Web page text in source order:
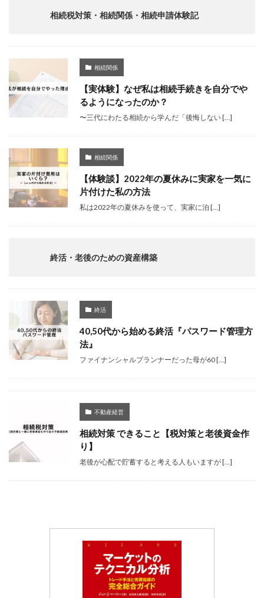
相続税対策・相続関係・相続申請体験記
相続関係
【実体験】なぜ私は相続手続きを自分でや
るようになったのか？
〜三代にわたる相続から学んだ「後悔しない […]
相続関係
【体験談】2022年の夏休みに実家を一気に
片付けた私の方法
私は2022年の夏休みを使って、実家に泊 […]
終活・老後のための資産構築
終活
40,50代から始める終活『パスワード管理方
法』
ファイナンシャルプランナーだった母が60 […]
不動産経営
相続対策 できること【税対策と老後資金作
り】
老後が心配で貯蓄すると考える人もいますが […]